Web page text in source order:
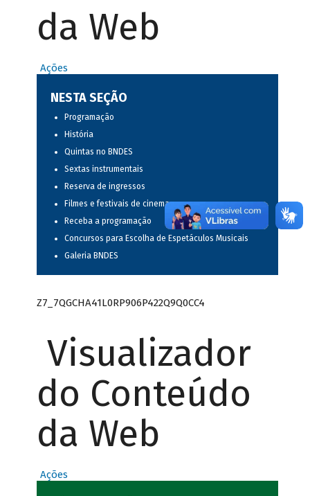
da Web
Ações
NESTA SEÇÃO
Programação
História
Quintas no BNDES
Sextas instrumentais
Reserva de ingressos
Filmes e festivais de cinema
Receba a programação
Concursos para Escolha de Espetáculos Musicais
Galeria BNDES
Z7_7QGCHA41L0RP906P422Q9Q0CC4
Visualizador
do Conteúdo
da Web
Ações